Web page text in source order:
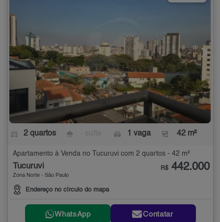
2 quartos 1 vaga 42 m²
Apartamento à Venda no Tucuruvi com 2 quartos - 42 m²
Tucuruvi
Zona Norte - São Paulo
Endereço no círculo do mapa
R$ 442.000
WhatsApp Contatar